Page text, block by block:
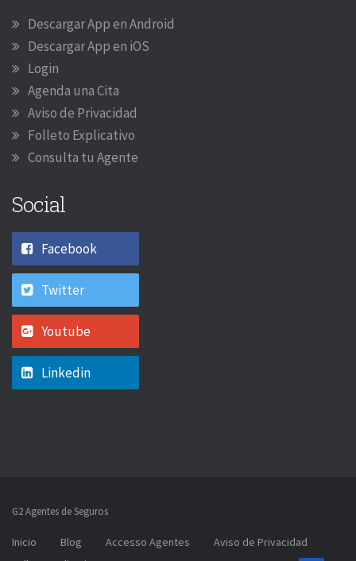
Descargar App en Android
Descargar App en iOS
Login
Agenda una Cita
Aviso de Privacidad
Folleto Explicativo
Consulta tu Agente
Social
Facebook
Twitter
Youtube
Linkedin
G2 Agentes de Seguros
Inicio Blog Accesso Agentes
Aviso de Privacidad